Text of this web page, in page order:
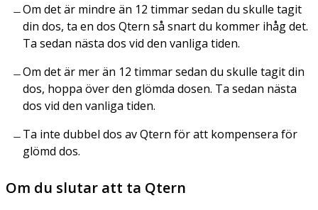
Om det är mindre än 12 timmar sedan du skulle tagit
din dos, ta en dos Qtern så snart du kommer ihåg det.
Ta sedan nästa dos vid den vanliga tiden.
Om det är mer än 12 timmar sedan du skulle tagit din
dos, hoppa över den glömda dosen. Ta sedan nästa
dos vid den vanliga tiden.
Ta inte dubbel dos av Qtern för att kompensera för
glömd dos.
Om du slutar att ta Qtern